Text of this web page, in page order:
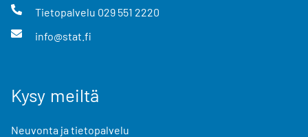
Tietopalvelu 029 551 2220
info@stat.fi
Kysy meiltä
Neuvonta ja tietopalvelu